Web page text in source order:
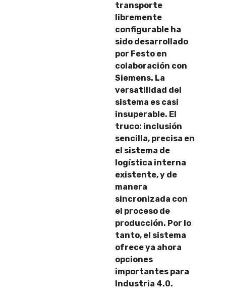
transporte
libremente
configurable ha
sido desarrollado
por Festo en
colaboración con
Siemens. La
versatilidad del
sistema es casi
insuperable. El
truco: inclusión
sencilla, precisa en
el sistema de
logística interna
existente, y de
manera
sincronizada con
el proceso de
producción. Por lo
tanto, el sistema
ofrece ya ahora
opciones
importantes para
Industria 4.0.